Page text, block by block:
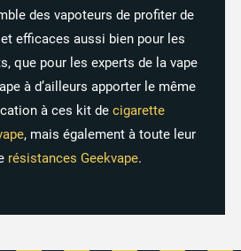
des vapoteurs de profiter de
efficaces aussi bien pour les
que pour les experts de la vape
à d’ailleurs apporter le même
à ces kit decigarette
, mais également à toute leur
résistances Geekvape.